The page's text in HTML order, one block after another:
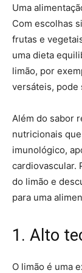
Uma
Com escolhas
frutas e
uma dieta
limão, por
versáteis, pode
Além do sabor
nutricionais
imunológico,
cardiovascular.
do limão e
para uma
1. Alto
O limão é uma